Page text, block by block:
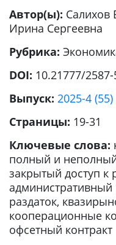
Автор(ы): Салихов
Ирина Сергеевна
Рубрика:
DOI: 10.21777/
Выпуск: 2025-4 (55)
Страницы: 19-31
Ключевые слова:
полный и
закрытый доступ к
административный
раздаток,
кооперационные
офсетный контракт